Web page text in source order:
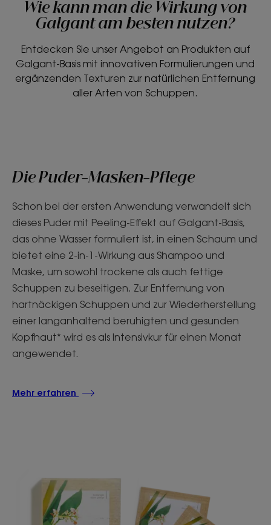
Wie kann man die Wirkung von
Galgant am besten nutzen?
Entdecken Sie unser Angebot an Produkten auf
Galgant-Basis mit innovativen Formulierungen und
ergänzenden Texturen zur natürlichen Entfernung
aller Arten von Schuppen.
Die Puder-Masken-Pflege
Schon bei der ersten Anwendung verwandelt sich
dieses Puder mit Peeling-Effekt auf Galgant-Basis,
das ohne Wasser formuliert ist, in einen Schaum und
bietet eine 2-in-1-Wirkung aus Shampoo und
Maske, um sowohl trockene als auch fettige
Schuppen zu beseitigen. Zur Entfernung von
hartnäckigen Schuppen und zur Wiederherstellung
einer langanhaltend beruhigten und gesunden
Kopfhaut* wird es als Intensivkur für einen Monat
angewendet.
Mehr erfahren